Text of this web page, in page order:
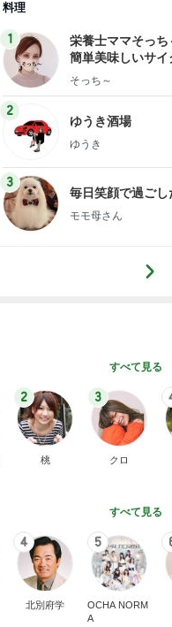
料理
1
栄養士ママそっち
簡単美味しいサイ
献立
そっち～
2
ゆうき酒場
ゆうき
3
毎日笑顔で過ごし
モモ母さん
すべて見る
2
桃
3
クロ
すべて見る
4
北別府学
5
OCHA NORM
A